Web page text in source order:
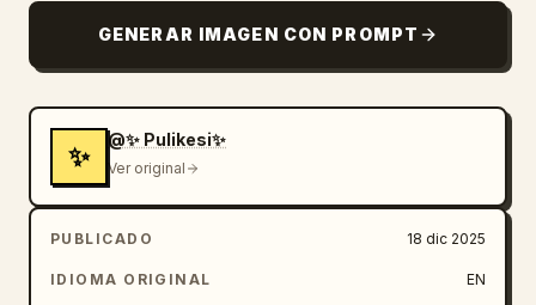
GENERAR IMAGEN CON PROMPT
✨
@✨ Pulikesi✨
Ver original
PUBLICADO 18 dic 2025
IDIOMA ORIGINAL EN